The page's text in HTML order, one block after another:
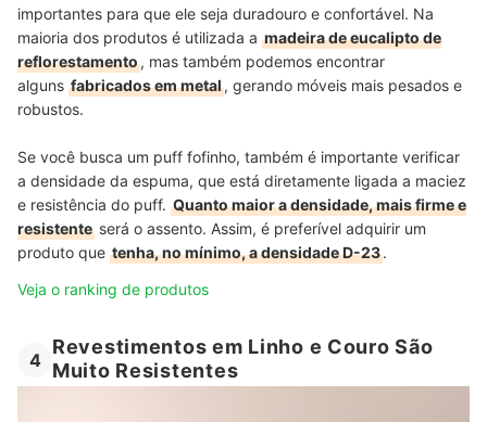
importantes para que ele seja duradouro e confortável. Na
maioria dos produtos é utilizada a madeira de eucalipto de
reflorestamento, mas também podemos encontrar
alguns fabricados em metal, gerando móveis mais pesados e
robustos.
Se você busca um puff fofinho, também é importante verificar
a densidade da espuma, que está diretamente ligada a maciez
e resistência do puff. Quanto maior a densidade, mais firme e
resistente será o assento. Assim, é preferível adquirir um
produto que tenha, no mínimo, a densidade D-23.
Veja o ranking de produtos
4
Revestimentos em Linho e Couro São
Muito Resistentes